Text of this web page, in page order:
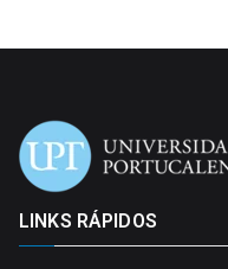
LINKS RÁPIDOS